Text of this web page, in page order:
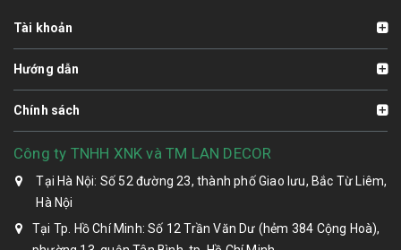
Tài khoản
Hướng dẫn
Chính sách
Công ty TNHH XNK và TM LAN DECOR
Tại Hà Nội: Số 52 đường 23, thành phố Giao lưu, Bắc Từ Liêm,
Hà Nội
Tại Tp. Hồ Chí Minh: Số 12 Trần Văn Dư (hẻm 384 Cộng Hoà),